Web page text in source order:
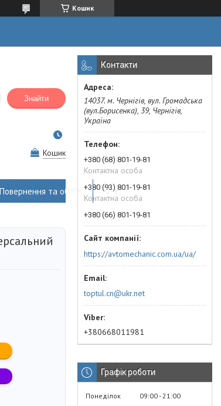
Кошик
Знайти
Кошик
Повернення та обмін Статті
Контакти
14037. м. Чернігів, вул. Громадська
(вул.Борисенка), 39, Чернігів,
Україна
+380 (68) 801-19-81
Контактна особа
+380 (93) 801-19-81
Контактна особа
+380 (66) 801-19-81
https://avtomechanic.com.ua/ua/
toptul.cn@ukr.net
+380668011981
Графік роботи
Понеділок 09:00 21:00